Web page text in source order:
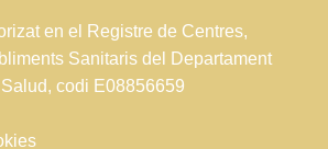
en el Registre de Centres,
Sanitaris del Departament
codi E08856659